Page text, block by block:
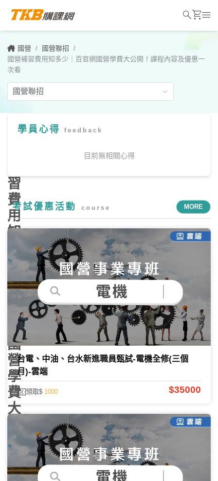
國營 / 國營聯招
/
國營補習費用知多少｜百官網國營學費大公開！課程內容及優惠一
次看
國
習
費
用
知
多
少
｜
百
官
網
國
營
學
費
大
開！
程
學員心得 feedback
目前無相關心得
考試優惠活動 course MORE
台電、中油、台水新進職員甄試-電機全修(三個
月)-雲端
領取$ 1000 $35000
searchshopping_cartmenu